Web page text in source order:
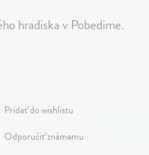
hradiska v Pobedime.
Pridať do wishlistu
Odporučiť známemu